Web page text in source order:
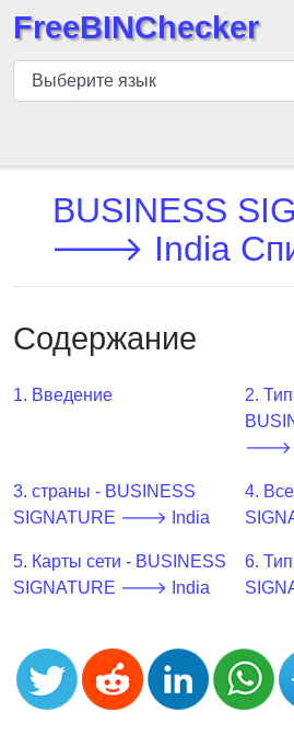
БИН
шашка
БИН
номер
БИН
API
Generator
BIN
Checker
CC
Generator
from
Banks
Card
Validator
FreeBINChecker
BUSINESS
🡒 India
Содержание
1. Введение
2.
🡒
3. страны - BUSINESS
SIGNATURE 🡒 India
4.
5. Карты сети - BUSINESS
SIGNATURE 🡒 India
6.